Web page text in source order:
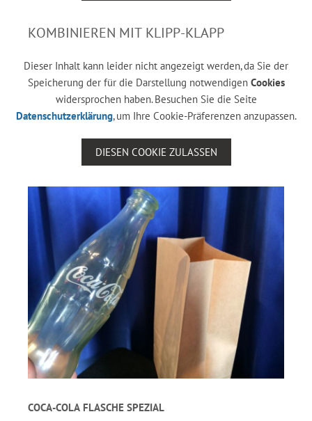
KOMBINIEREN MIT KLIPP-KLAPP
Dieser Inhalt kann leider nicht angezeigt werden, da Sie der
Speicherung der für die Darstellung notwendigen Cookies
widersprochen haben. Besuchen Sie die Seite
Datenschutzerklärung, um Ihre Cookie-Präferenzen anzupassen.
DIESEN COOKIE ZULASSEN
COCA-COLA FLASCHE SPEZIAL